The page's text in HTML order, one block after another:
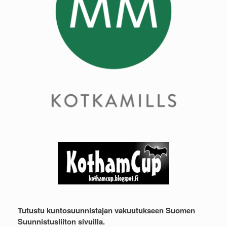
Tutustu kuntosuunnistajan vakuutukseen Suomen
Suunnistusliiton sivuilla.